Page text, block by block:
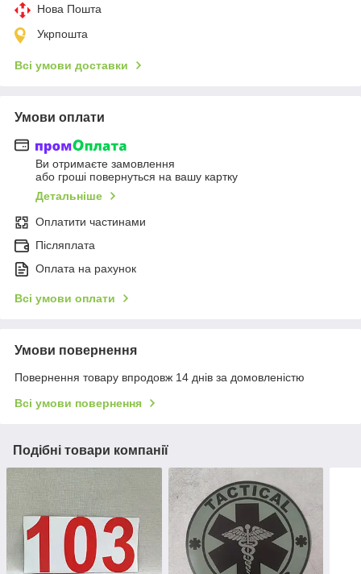
Нова Пошта
Укрпошта
Всі умови доставки
Умови оплати
Ви отримаєте замовлення
або гроші повернуться на вашу картку
Детальніше
Оплатити частинами
Післяплата
Оплата на рахунок
Всі умови оплати
Умови повернення
Повернення товару впродовж 14 днів за домовленістю
Всі умови повернення
Подібні товари компанії